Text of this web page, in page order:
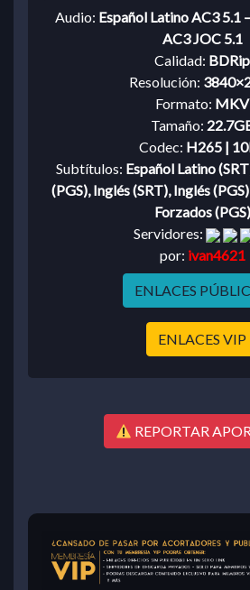
Audio: Español Latino AC3 5.1
AC3 JOC 5.1
Calidad: BDRip
Resolución:
Formato: MKV
Tamaño:
Codec: H265 |
Subtítulos: Español Latino
(PGS), Inglés (SRT), Inglés
Forzados (PGS)
Servidores:
por: ivan4621
ENLACES
ENLACES VIP
REPORTAR